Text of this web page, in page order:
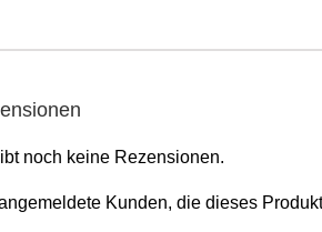
noch keine Rezensionen.
Kunden, die dieses